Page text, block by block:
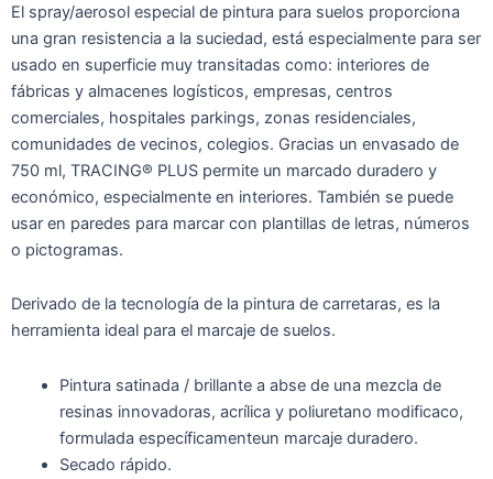
El spray/aerosol especial de pintura para suelos proporciona
una gran resistencia a la suciedad, está especialmente para ser
usado en superficie muy transitadas como: interiores de
fábricas y almacenes logísticos, empresas, centros
comerciales, hospitales parkings, zonas residenciales,
comunidades de vecinos, colegios. Gracias un envasado de
750 ml, TRACING® PLUS permite un marcado duradero y
económico, especialmente en interiores. También se puede
usar en paredes para marcar con plantillas de letras, números
o pictogramas.
Derivado de la tecnología de la pintura de carretaras, es la
herramienta ideal para el marcaje de suelos.
Pintura satinada / brillante a abse de una mezcla de
resinas innovadoras, acrílica y poliuretano modificaco,
formulada específicamenteun marcaje duradero.
Secado rápido.